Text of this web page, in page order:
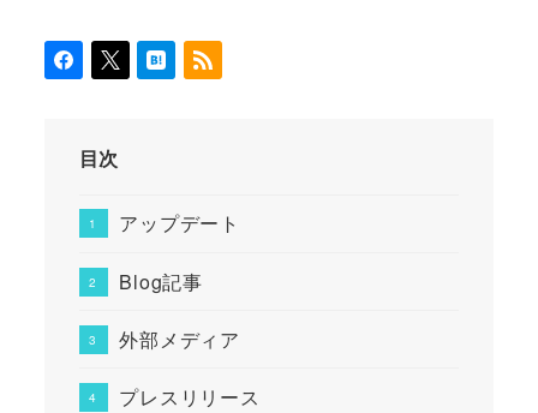
目次
アップデート
Blog記事
外部メディア
プレスリリース